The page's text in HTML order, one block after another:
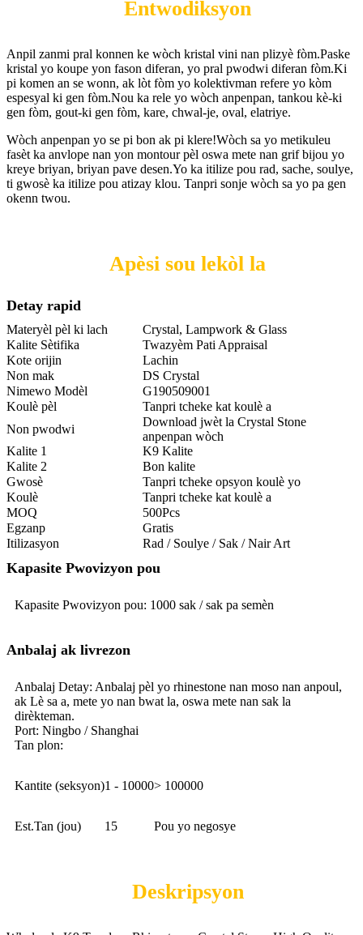
Entwodiksyon
Anpil zanmi pral konnen ke wòch kristal vini nan plizyè fòm.Paske
kristal yo koupe yon fason diferan, yo pral pwodwi diferan fòm.Ki
pi komen an se wonn, ak lòt fòm yo kolektivman refere yo kòm
espesyal ki gen fòm.Nou ka rele yo wòch anpenpan, tankou kè-ki
gen fòm, gout-ki gen fòm, kare, chwal-je, oval, elatriye.
Wòch anpenpan yo se pi bon ak pi klere!Wòch sa yo metikuleu
fasèt ka anvlope nan yon montour pèl oswa mete nan grif bijou yo
kreye briyan, briyan pave desen.Yo ka itilize pou rad, sache, soulye,
ti gwosè ka itilize pou atizay klou. Tanpri sonje wòch sa yo pa gen
okenn twou.
Apèsi sou lekòl la
Detay rapid
Materyèl pèl ki lach
Crystal, Lampwork & Glass
Kalite Sètifika
Twazyèm Pati Appraisal
Kote orijin
Lachin
Non mak
DS Crystal
Nimewo Modèl
G190509001
Koulè pèl
Tanpri tcheke kat koulè a
Non pwodwi
Download jwèt la Crystal Stone
anpenpan wòch
Kalite 1
K9 Kalite
Kalite 2
Bon kalite
Gwosè
Tanpri tcheke opsyon koulè yo
Koulè
Tanpri tcheke kat koulè a
MOQ
500Pcs
Egzanp
Gratis
Itilizasyon
Rad / Soulye / Sak / Nair Art
Kapasite Pwovizyon pou
Kapasite Pwovizyon pou: 1000 sak / sak pa semèn
Anbalaj ak livrezon
Anbalaj Detay: Anbalaj pèl yo rhinestone nan moso nan anpoul,
ak Lè sa a, mete yo nan bwat la, oswa mete nan sak la
dirèkteman.
Port: Ningbo / Shanghai
Tan plon:
Kantite (seksyon)1 - 10000> 100000
Est.Tan (jou) 15 Pou yo negosye
Deskripsyon